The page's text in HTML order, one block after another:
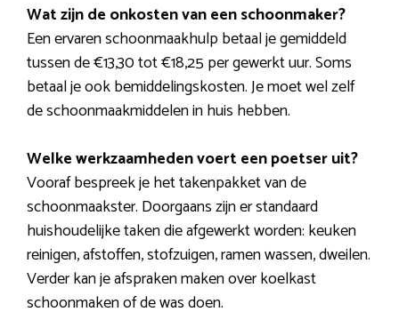
Wat zijn de onkosten van een schoonmaker?
Een ervaren schoonmaakhulp betaal je gemiddeld
tussen de €13,30 tot €18,25 per gewerkt uur. Soms
betaal je ook bemiddelingskosten. Je moet wel zelf
de schoonmaakmiddelen in huis hebben.
Welke werkzaamheden voert een poetser uit?
Vooraf bespreek je het takenpakket van de
schoonmaakster. Doorgaans zijn er standaard
huishoudelijke taken die afgewerkt worden: keuken
reinigen, afstoffen, stofzuigen, ramen wassen, dweilen.
Verder kan je afspraken maken over koelkast
schoonmaken of de was doen.